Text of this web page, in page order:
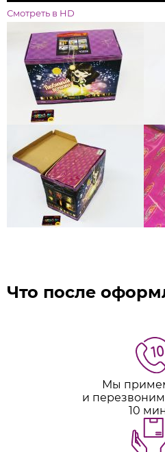
Смотреть в HD
Что после
Мы
и
10